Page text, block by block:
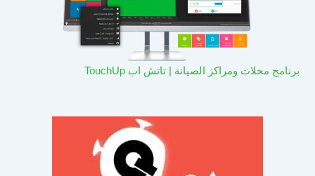
برنامج محلات ومراكز الصيانة | تاتش اب TouchUp